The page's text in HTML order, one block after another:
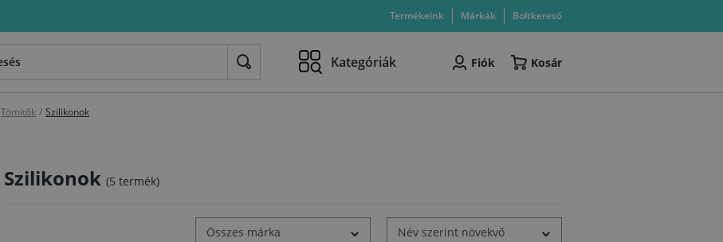
Termékeink Márkák Boltkereső
Kategóriák Fiók Kosár
Tömítők / Szilikonok
Szilikonok (5 termék)
Összes márka Név szerint növekvő